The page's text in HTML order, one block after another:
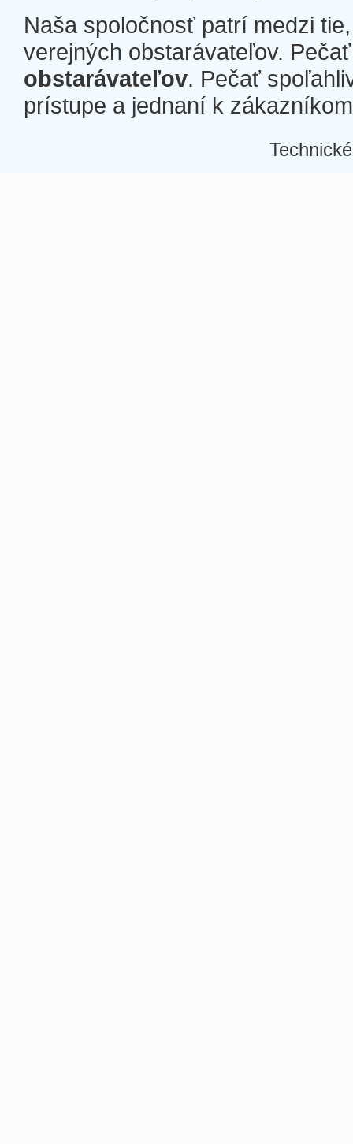
Naša spoločnosť patrí medzi
verejných obstarávateľov.
obstarávateľov. Pečať
prístupe a jednaní k